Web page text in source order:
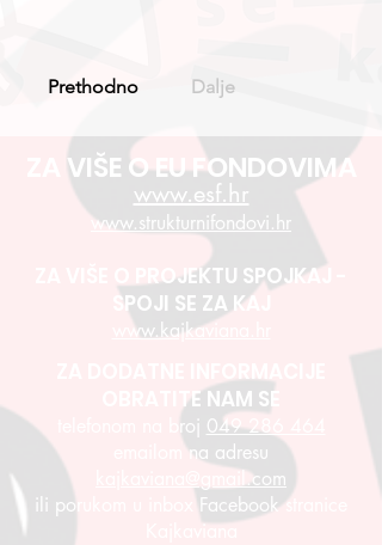
Prethodno Dalje
ZA VIŠE O EU FONDOVIMA
www.esf.hr
www.strukturnifondovi.hr
ZA VIŠE O PROJEKTU SPOJKAJ -
SPOJI SE ZA KAJ
www.kajkaviana.hr
ZA DODATNE INFORMACIJE
OBRATITE NAM SE
telefonom na broj 049 286 464
emailom na adresu
kajkaviana@gmail.com
ili porukom u inbox Facebook stranice
Kajkaviana